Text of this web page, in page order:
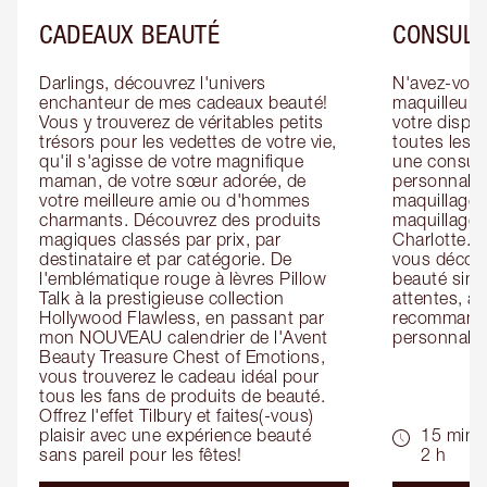
CADEAUX BEAUTÉ
Darlings, découvrez l'univers
enchanteur de mes cadeaux beauté!
Vous y trouverez de véritables petits
trésors pour les vedettes de votre vie,
qu'il s'agisse de votre magnifique
maman, de votre sœur adorée, de
votre meilleure amie ou d'hommes
charmants. Découvrez des produits
magiques classés par prix, par
destinataire et par catégorie. De
l'emblématique rouge à lèvres Pillow
Talk à la prestigieuse collection
Hollywood Flawless, en passant par
mon NOUVEAU calendrier de l'Avent
Beauty Treasure Chest of Emotions,
vous trouverez le cadeau idéal pour
tous les fans de produits de beauté.
Offrez l'effet Tilbury et faites(-vous)
plaisir avec une expérience beauté
sans pareil pour les fêtes!
N'avez-
maquilleur
votre
toutes les
une
maquillage
maquillage
Charlotte.
vous
beauté
attentes,
15 min -
2 h